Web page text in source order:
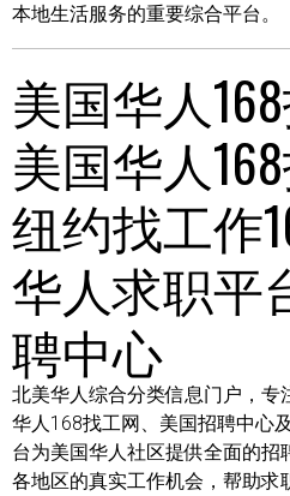
本地生活服务的重要综合平台。
美国华人
美国华人
纽约找工作
华人求职平
聘中心
北美华人综合分类信息门户，专
华人168找工网、美国招聘中心
台为美国华人社区提供全面的招
各地区的真实工作机会，帮助求